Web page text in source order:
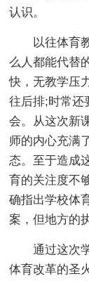
认识。
以往体育
么人都能代替
快，无教学压
往后排;时常还
会。从这次新
师的内心充满
态。至于造成
育的关注度不
确指出学校体
案，但地方的
通过这次
体育改革的圣